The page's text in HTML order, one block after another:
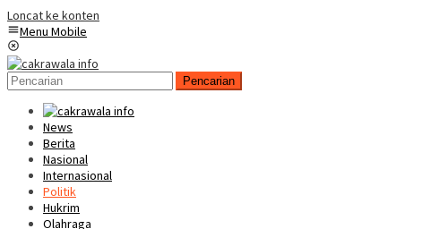
Loncat ke konten
Menu Mobile
Pencarian
News
Berita
Nasional
Internasional
Politik
Hukrim
Olahraga